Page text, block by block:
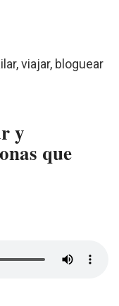
viajar, bloguear
y
que